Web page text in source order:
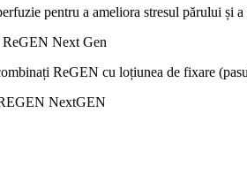
pentru a ameliora stresul părului și
ReGEN Next Gen
ReGEN cu loțiunea de fixare
NextGEN